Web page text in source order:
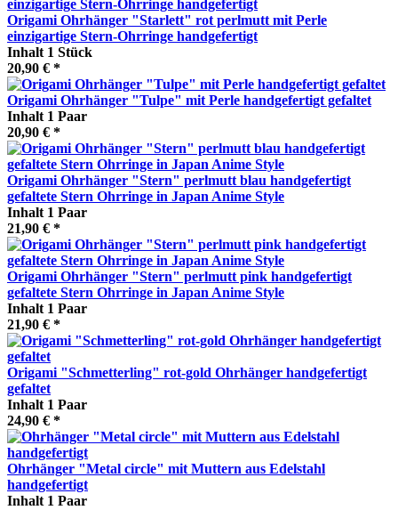
Origami Ohrhänger "Starlett" rot perlmutt mit Perle
einzigartige Stern-Ohrringe handgefertigt
Inhalt 1 Stück
20,90 € *
Origami Ohrhänger "Tulpe" mit Perle handgefertigt gefaltet
Inhalt 1 Paar
20,90 € *
Origami Ohrhänger "Stern" perlmutt blau handgefertigt
gefaltete Stern Ohrringe in Japan Anime Style
Inhalt 1 Paar
21,90 € *
Origami Ohrhänger "Stern" perlmutt pink handgefertigt
gefaltete Stern Ohrringe in Japan Anime Style
Inhalt 1 Paar
21,90 € *
Origami "Schmetterling" rot-gold Ohrhänger handgefertigt
gefaltet
Inhalt 1 Paar
24,90 € *
Ohrhänger "Metal circle" mit Muttern aus Edelstahl
handgefertigt
Inhalt 1 Paar